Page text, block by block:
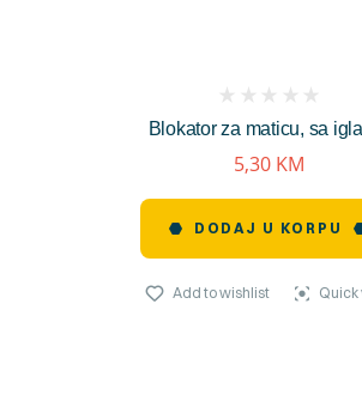
Blokator za maticu, sa
reviews)
5,30 KM
DODAJ U KORPU
Add to wishlist Quick